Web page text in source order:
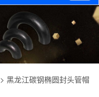
> 黑龙江碳钢椭圆封头管帽